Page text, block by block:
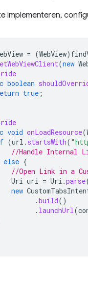
implementeren,
= (WebView)
(new
boolean
true ;
void onLoadResource(
(url . startsWith(
//Handle Internal
else {
//Open Link in a
Uri uri = Uri .parse
new
.build()
. launchUrl(